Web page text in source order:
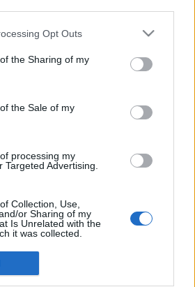
Opt Outs
the Sharing of my
the Sale of my
processing my
Targeted Advertising.
Collection, Use,
or Sharing of my
Is Unrelated with the
it was collected.
bitte registriere Dich neu.
Spiel“
aller Zeiten :-) 12
3 Mai 2026
2 Mai 2026
2 Mai 2026
Zustimmungen: